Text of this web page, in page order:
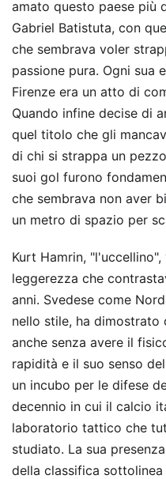
amato questo paese più
Gabriel Batistuta, con
che sembrava voler
passione pura. Ogni sua
Firenze era un atto di
Quando infine decise di
quel titolo che gli
di chi si strappa un
suoi gol furono
che sembrava non aver
un metro di spazio per
Kurt Hamrin,
leggerezza che
anni. Svedese come
nello stile, ha dimostrato
anche senza avere il
rapidità e il suo senso
un incubo per le difese
decennio in cui il calcio
laboratorio tattico che
studiato. La sua
della classifica